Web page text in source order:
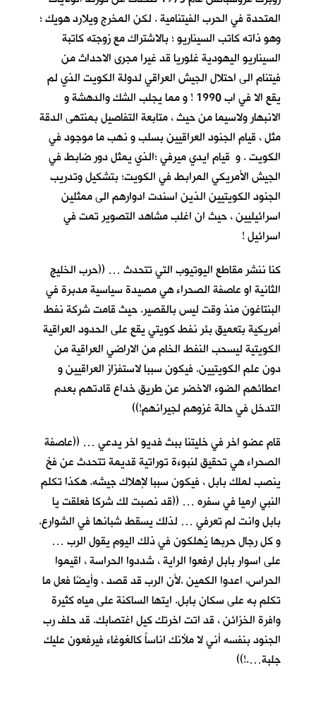
المتحدة في الحرب الفيتنامية . لكن المخرج ويلارد هويك ؛
وهو ذاته كاتب السيناريو ؛ بالاشتراك مع زوجته كاتبة
السيناريو اليهودية غلوريا قد غيرا مجرى الاحداث من
فيتنام الى احتلال الجيش العراقي لدولة الكويت الذي لم
يقع الا في اب 1990 ! و مما يجلب الشك والدهشة و
الانبهار ولاسيما من حيث ، متابعة التفاصيل بمنتهى الدقة
مثل ، قيام الجنود العراقيين بسلب و نهب ما موجود في
الكويت . و قيام ايدي ميرفي ؛الذي يمثل دور ضابط في
الجيش الأمريكي المرابط في الكويت؛ بتشكيل وتدريب
الجنود الكويتيين الذين اسندت ادوارهم الى ممثلين
اسرائيليين ، حيث ان اغلب مشاهد التصوير تمت في
اسرائيل !
كنا ننشر مقاطع اليوتيوب التي تتحدث … ((حرب الخليج
الثانية او عاصفة الصحراء هي مصيدة سياسية مدبرة في
البنتاغون منذ وقت ليس بالقصير. حيث قامت شركة نفط
أمريكية بتعميق بئر نفط كويتي يقع على الحدود العراقية
الكويتية ليسحب النفط الخام من الاراضي العراقية من
دون علم الكويتيين. فيكون سببا لاستفزاز العراقيين و
اعطائهم الضوء الاخضر عن طريق خداع قادتهم بعدم
التدخل في حالة غزوهم لجيرانهم!))
قام عضو اخر في خليتنا ببث فديو اخر يدعي … ((عاصفة
الصحراء هي تحقيق لنبوءة توراتية قديمة تتحدث عن فخ
ينصب لملك بابل ، فيكون سببا لإهلاك جيشه. هكذا تكلم
النبي ارميا في سفره … ((قد نصبت لك شركا فعلقت يا
بابل وانت لم تعرفي … لذلك يسقط شبانها في الشوارع.
و كل رجال حربها يُهلكون في ذلك اليوم يقول الرب …
على اسوار بابل ارفعوا الراية ، شددوا الحراسة ، اقيموا
الحراس، اعدوا الكمين .لأن الرب قد قصد ، وأيضًا فعل ما
تكلم به على سكان بابل. ايتها الساكنة على مياه كثيرة
وافرة الخزائن ، قد اتت اخرتك كيل اغتصابك. قد حلف رب
الجنود بنفسه أني لا ملأنك اناساً كالغوغاء فيرفعون عليك
جلبة….!))